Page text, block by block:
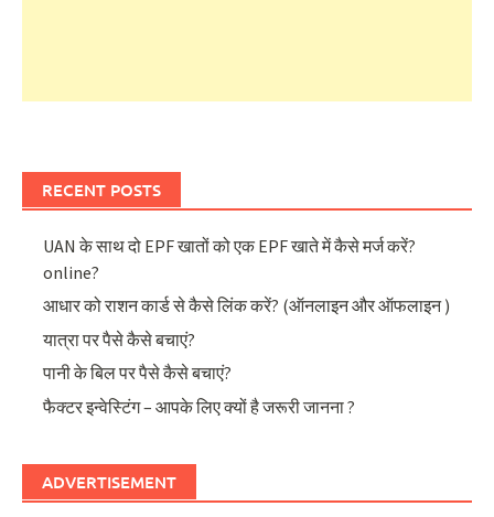
RECENT POSTS
UAN के साथ दो EPF खातों को एक EPF खाते में कैसे मर्ज करें?
online?
आधार को राशन कार्ड से कैसे लिंक करें? (ऑनलाइन और ऑफलाइन )
यात्रा पर पैसे कैसे बचाएं?
पानी के बिल पर पैसे कैसे बचाएं?
फैक्टर इन्वेस्टिंग – आपके लिए क्यों है जरूरी जानना ?
ADVERTISEMENT